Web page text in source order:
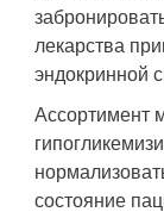
лекарства
эндокринной
Ассортимент
состояние